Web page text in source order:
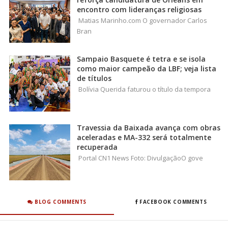
encontro com lideranças religiosas
Matias Marinho.com O governador Carlos
Bran
Sampaio Basquete é tetra e se isola
como maior campeão da LBF; veja lista
de títulos
Bolívia Querida faturou o título da tempora
Travessia da Baixada avança com obras
aceleradas e MA-332 será totalmente
recuperada
Portal CN1 News Foto: DivulgaçãoO gove
BLOG COMMENTS FACEBOOK COMMENTS